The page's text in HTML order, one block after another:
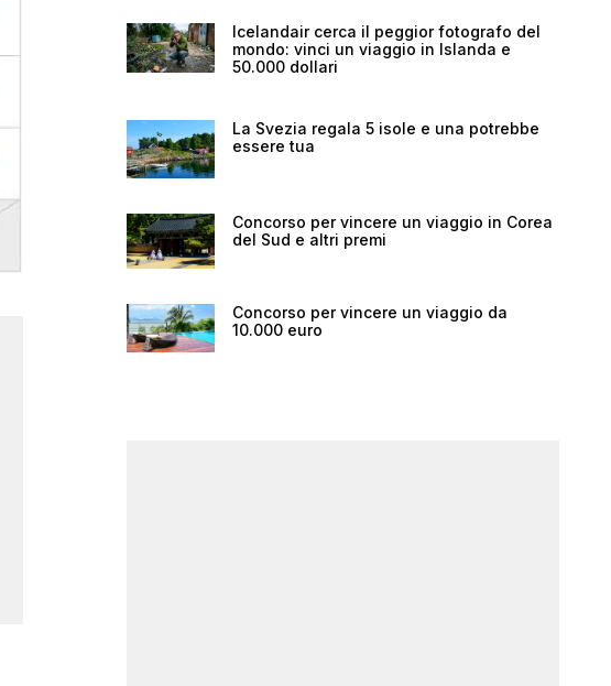
Icelandair cerca il peggior fotografo del
mondo: vinci un viaggio in Islanda e
50.000 dollari
La Svezia regala 5 isole e una potrebbe
essere tua
Concorso per vincere un viaggio in Corea
del Sud e altri premi
Concorso per vincere un viaggio da
10.000 euro